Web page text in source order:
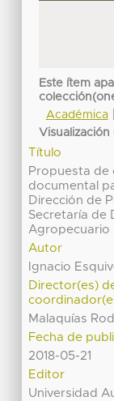
Este ítem
Académica
Título
Propuesta de
documental
Dirección de
Secretaría de
Agropecuario
Autor
Ignacio
Director(es)
Malaquías
Fecha de
2018-05-21
Editor
Universidad